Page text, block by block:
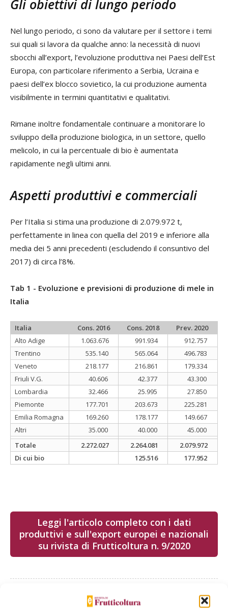
Gli obiettivi di lungo periodo
Nel lungo periodo, ci sono da valutare per il settore i temi
sui quali si lavora da qualche anno: la necessità di nuovi
sbocchi all’export, l’evoluzione produttiva nei Paesi dell’Est
Europa, con particolare riferimento a Serbia, Ucraina e
paesi dell’ex blocco sovietico, la cui produzione aumenta
visibilmente in termini quantitativi e qualitativi.
Rimane inoltre fondamentale continuare a monitorare lo
sviluppo della produzione biologica, in un settore, quello
melicolo, in cui la percentuale di bio è aumentata
rapidamente negli ultimi anni.
Aspetti produttivi e commerciali
Per l’Italia si stima una produzione di 2.079.972 t,
perfettamente in linea con quella del 2019 e inferiore alla
media dei 5 anni precedenti (escludendo il consuntivo del
2017) di circa l’8%.
Tab 1 - Evoluzione e previsioni di produzione di mele in
Italia
Italia Cons. 2016 Cons. 2018
Prev. 2020
Alto Adige
1.063.676 991.934
912.757
Trentino
535.140 565.064
496.783
Veneto
218.177 216.861
179.334
Friuli V.G.
40.606 42.377
43.300
Lombardia
32.466 25.995
27.850
Piemonte
177.701 203.673
225.281
Emilia Romagna
169.260 178.177
149.667
Altri
35.000 40.000
45.000
Totale
2.272.027 2.264.081
2.079.972
Di cui bio
125.516 177.952
Leggi l'articolo completo con i dati
produttivi e sull'export europei e nazionali
su rivista di Frutticoltura n. 9/2020